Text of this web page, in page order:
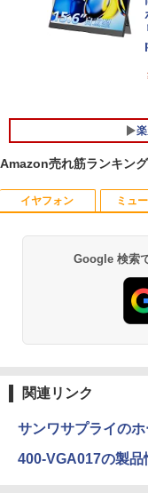
1
3
Amazon売れ筋ランキング
イヤフォン
￥
ミュ
￥
￥
【
￥
￥
薬
ン
￥
￥
Google 検索
関連リンク
サンワサプライの
400-VGA017の製品